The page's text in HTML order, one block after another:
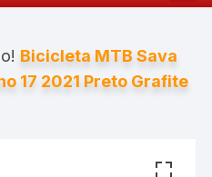
Bicicleta MTB Sava
17 2021 Preto Grafite